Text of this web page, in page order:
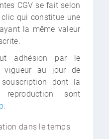
CGV se fait selon
qui constitue une
la même valeur
adhésion par le
vigueur au jour de
dont la
sont
.
dans le temps